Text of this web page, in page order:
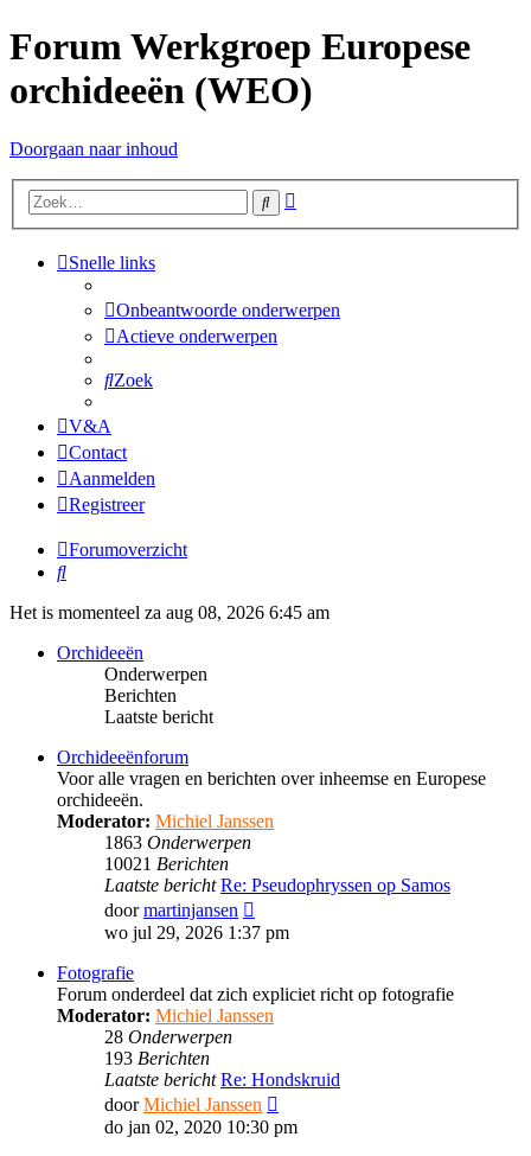
Forum Werkgroep Europese
orchideeën (WEO)
Doorgaan naar inhoud
Zoek
Snelle links
Onbeantwoorde onderwerpen
Actieve onderwerpen
Zoek
V&A
Contact
Aanmelden
Registreer
Forumoverzicht
Zoek
Het is momenteel za aug 08, 2026 6:45 am
Orchideeën
Onderwerpen
Berichten
Laatste bericht
Orchideeënforum
Voor alle vragen en berichten over inheemse en Europese
orchideeën.
Moderator: Michiel Janssen
1863 Onderwerpen
10021 Berichten
Laatste bericht Re: Pseudophryssen op Samos
doormartinjansen
laatste
bericht
wo jul 29, 2026 1:37 pm
Fotografie
Forum onderdeel dat zich expliciet richt op fotografie
Moderator: Michiel Janssen
28 Onderwerpen
193 Berichten
Laatste bericht Re: Hondskruid
doorMichiel Janssen
laatste
bericht
do jan 02, 2020 10:30 pm